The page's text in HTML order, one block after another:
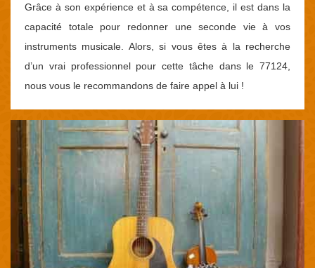
Grâce à son expérience et à sa compétence, il est dans la
capacité totale pour redonner une seconde vie à vos
instruments musicale. Alors, si vous êtes à la recherche
d’un vrai professionnel pour cette tâche dans le 77124,
nous vous le recommandons de faire appel à lui !